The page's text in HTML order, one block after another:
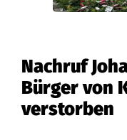
Nachruf
Bürger von
verstorben